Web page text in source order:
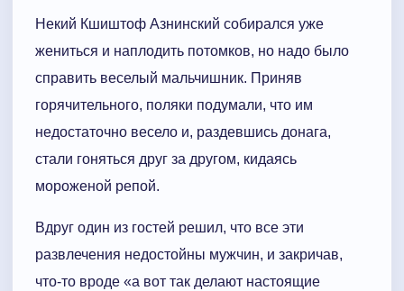
Некий Кшиштоф Азнинский собирался уже
жениться и наплодить потомков, но надо было
справить веселый мальчишник. Приняв
горячительного, поляки подумали, что им
недостаточно весело и, раздевшись донага,
стали гоняться друг за другом, кидаясь
мороженой репой.
Вдруг один из гостей решил, что все эти
развлечения недостойны мужчин, и закричав,
что-то вроде «а вот так делают настоящие